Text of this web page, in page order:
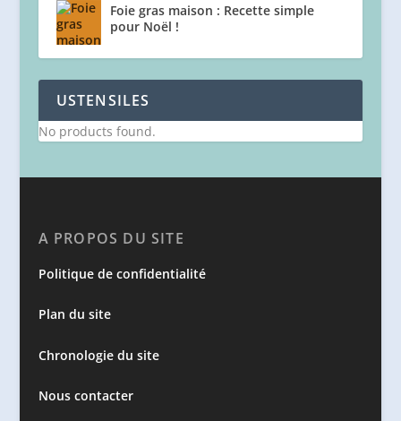
Foie gras maison : Recette simple
pour Noël !
USTENSILES
No products found.
A PROPOS DU SITE
Politique de confidentialité
Plan du site
Chronologie du site
Nous contacter